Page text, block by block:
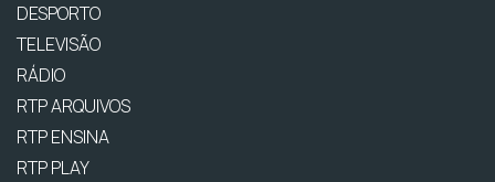
DESPORTO
TELEVISÃO
RÁDIO
RTP ARQUIVOS
RTP ENSINA
RTP PLAY